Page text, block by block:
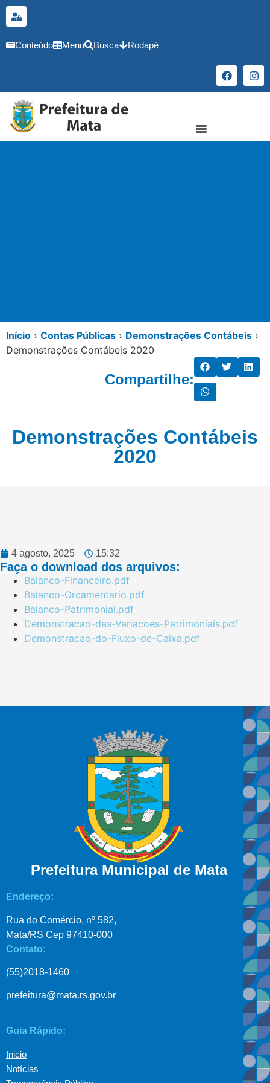
conteúdo
Conteúdo Menu Busca Rodapé
Início › Contas Públicas › Demonstrações Contábeis ›
Demonstrações Contábeis 2020
Compartilhe:
Demonstrações Contábeis
2020
4 agosto, 2025 15:32
Faça o download dos arquivos:
Balanco-Financeiro.pdf
Balanco-Orcamentario.pdf
Balanco-Patrimonial.pdf
Demonstracao-das-Variacoes-Patrimoniais.pdf
Demonstracao-do-Fluxo-de-Caixa.pdf
Prefeitura Municipal de Mata
Endereço:
Rua do Comércio, nº 582,
Mata/RS Cep 97410-000
Contato:
(55)2018-1460
prefeitura@mata.rs.gov.br
Guia Rápido:
Inicio
Notícias